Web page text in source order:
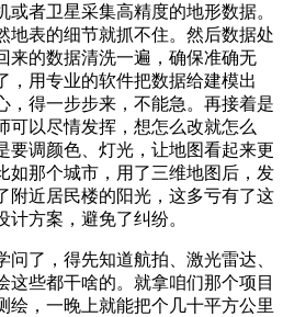
者卫星采集高精度的地形数据。
地表的细节就抓不住。然后数据处
来的数据清洗一遍，确保准确无
，用专业的软件把数据给建模出
，得一步步来，不能急。再接着是
可以尽情发挥，想怎么改就怎么
要调颜色、灯光，让地图看起来更
如那个城市，用了三维地图后，发
附近居民楼的阳光，这多亏有了这
方案，避免了纠纷。
了，得先知道航拍、激光雷达、
这些都干啥的。就拿咱们那个项目
绘，一晚上就能把个几十平方公里